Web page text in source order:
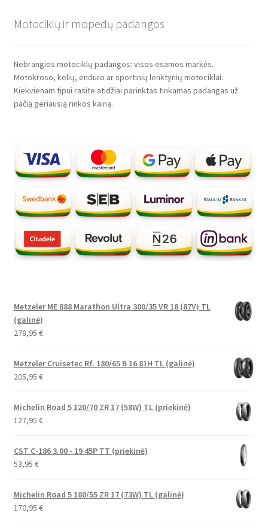
Motociklų ir mopedų padangos
Nebrangios motociklų padangos: visos esamos markės.
Motokroso, kelių, enduro ar sportinių lenktynių motociklai.
Kiekvienam tipui rasite atidžiai parinktas tinkamas padangas už
pačią geriausią rinkos kainą.
Metzeler ME 888 Marathon Ultra 300/35 VR 18 (87V) TL
(galinė)
278,95 €
Metzeler Cruisetec Rf. 180/65 B 16 81H TL (galinė)
205,95 €
Michelin Road 5 120/70 ZR 17 (58W) TL (priekinė)
127,95 €
CST C-186 3.00 - 19 45P TT (priekinė)
53,95 €
Michelin Road 5 180/55 ZR 17 (73W) TL (galinė)
170,95 €